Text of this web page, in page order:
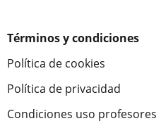
Términos y condiciones
Política de cookies
Política de privacidad
Condiciones uso profesores